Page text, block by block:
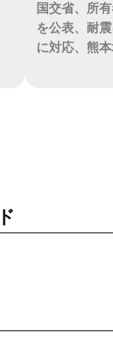
国交省、所
を公表、耐
に対応、熊